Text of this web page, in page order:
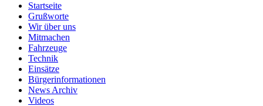
Startseite
Grußworte
Wir über uns
Mitmachen
Fahrzeuge
Technik
Einsätze
Bürgerinformationen
News Archiv
Videos